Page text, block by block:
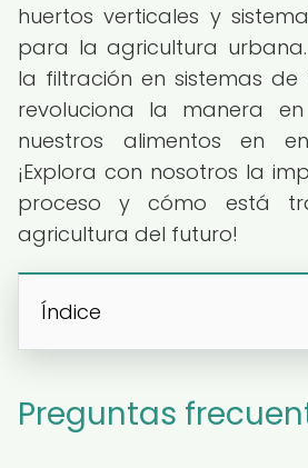
huertos verticales y
para la agricultura
la filtración en sistemas
revoluciona la manera
nuestros alimentos en
¡Explora con nosotros la
proceso y cómo está
agricultura del futuro!
Índice
Preguntas